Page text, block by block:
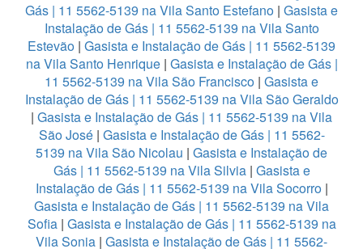
Gás | 11 5562-5139 na Vila Santo Estefano | Gasista e
Instalação de Gás | 11 5562-5139 na Vila Santo
Estevão | Gasista e Instalação de Gás | 11 5562-5139
na Vila Santo Henrique| Gasista e Instalação de Gás |
11 5562-5139 na Vila São Francisco | Gasista e
Instalação de Gás | 11 5562-5139 na Vila São Geraldo
| Gasista e Instalação de Gás | 11 5562-5139 na Vila
São José| Gasista e Instalação de Gás | 11 5562-
5139 na Vila São Nicolau | Gasista e Instalação de
Gás | 11 5562-5139 na Vila Silvia| Gasista e
Instalação de Gás | 11 5562-5139 na Vila Socorro|
Gasista e Instalação de Gás | 11 5562-5139 na Vila
Sofia| Gasista e Instalação de Gás | 11 5562-5139 na
Vila Sonia | Gasista e Instalação de Gás | 11 5562-